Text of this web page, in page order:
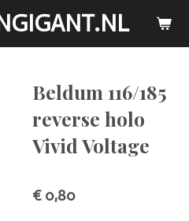
Beldum 116/185
reverse holo
Vivid Voltage
€ 0,80